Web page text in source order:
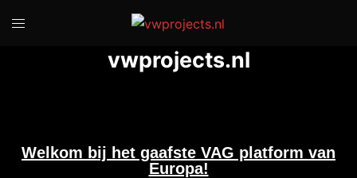
vwprojects.nl
Welkom bij het gaafste VAG platform van
Europa!